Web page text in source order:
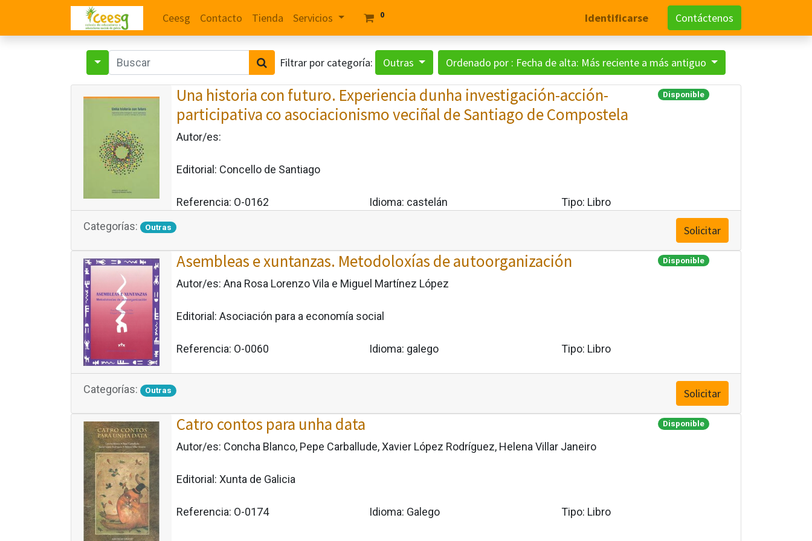
Ceesg Contacto Tienda Servicios 0 Identificarse Contáctenos
Filtrar por categoría: Outras Ordenado por : Fecha de alta: Más reciente a más antiguo
Una historia con futuro. Experiencia dunha investigación-acción-
participativa co asociacionismo veciñal de Santiago de Compostela
Disponible
Autor/es:
Editorial: Concello de Santiago
Referencia: O-0162 Idioma: castelán Tipo: Libro
Categorías:
Outras Solicitar
Asembleas e xuntanzas. Metodoloxías de autoorganización Disponible
Autor/es:Ana Rosa Lorenzo Vila e Miguel Martínez López
Editorial:Asociación para a economía social
Referencia: O-0060 Idioma: galego Tipo: Libro
Categorías: Outras Solicitar
Catro contos para unha data Disponible
Autor/es: Concha Blanco, Pepe Carballude, Xavier López Rodríguez, Helena Villar Janeiro
Editorial:Xunta de Galicia
Referencia: O-0174 Idioma: Galego Tipo: Libro